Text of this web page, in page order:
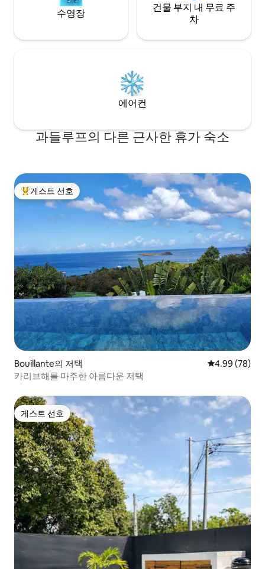
수영장
건물 부지 내 무료 주
차
에어컨
과들루프의 다른 근사한 휴가 숙소
상위 게스트 선호
게스트 선호
Bouillante의 저택 평점 4.99점(5
4.99 (78)
카리브해를 마주한 아름다운 저택
게스트 선호
게스트 선호